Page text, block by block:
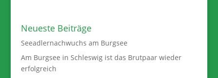
Neueste Beiträge
Seeadlernachwuchs am Burgsee
Am Burgsee in Schleswig ist das Brutpaar wieder
erfolgreich